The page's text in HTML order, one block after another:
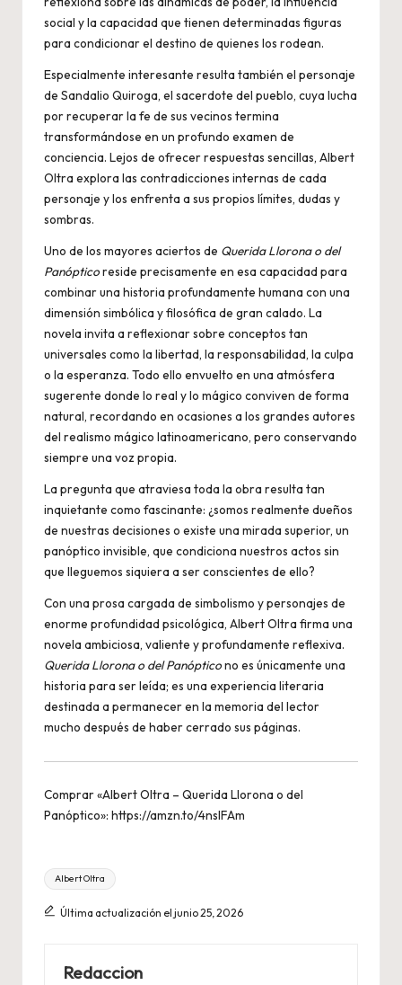
social y la capacidad que tienen determinadas figuras
para condicionar el destino de quienes los rodean.
Especialmente interesante resulta también el personaje
de Sandalio Quiroga, el sacerdote del pueblo, cuya lucha
por recuperar la fe de sus vecinos termina
transformándose en un profundo examen de
conciencia. Lejos de ofrecer respuestas sencillas, Albert
Oltra explora las contradicciones internas de cada
personaje y los enfrenta a sus propios límites, dudas y
sombras.
Uno de los mayores aciertos de Querida Llorona o del
Panópticoreside precisamente en esa capacidad para
combinar una historia profundamente humana con una
dimensión simbólica y filosófica de gran calado. La
novela invita a reflexionar sobre conceptos tan
universales como la libertad, la responsabilidad, la culpa
o la esperanza. Todo ello envuelto en una atmósfera
sugerente donde lo real y lo mágico conviven de forma
natural, recordando en ocasiones a los grandes autores
del realismo mágico latinoamericano, pero conservando
siempre una voz propia.
La pregunta que atraviesa toda la obra resulta tan
inquietante como fascinante: ¿somos realmente dueños
de nuestras decisiones o existe una mirada superior, un
panóptico invisible, que condiciona nuestros actos sin
que lleguemos siquiera a ser conscientes de ello?
Con una prosa cargada de simbolismo y personajes de
enorme profundidad psicológica, Albert Oltra firma una
novela ambiciosa, valiente y profundamente reflexiva.
Querida Llorona o del Panópticono es únicamente una
historia para ser leída; es una experiencia literaria
destinada a permanecer en la memoria del lector
mucho después de haber cerrado sus páginas.
Comprar «Albert Oltra – Querida Llorona o del
Panóptico»: https://amzn.to/4nslFAm
Etiquetas:
Albert Oltra
Última actualización el junio 25, 2026
Redaccion